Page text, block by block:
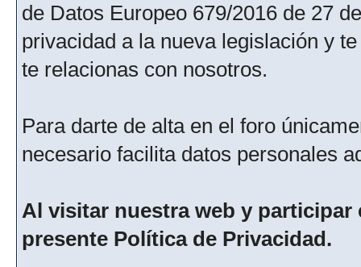
de Datos Europeo 679/2016 de 27
privacidad a la nueva legislación y
te relacionas con nosotros.
Para darte de alta en el foro
necesario facilita datos personales
Al visitar nuestra web y
presente Política de Privacidad.